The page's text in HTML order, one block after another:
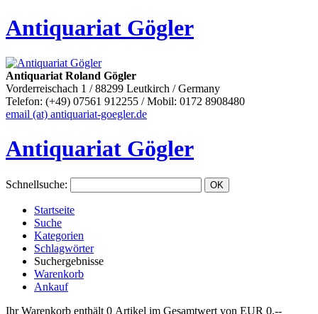
Antiquariat Gögler
Antiquariat Roland Gögler
Vorderreischach 1 / 88299 Leutkirch / Germany
Telefon: (+49) 07561 912255 / Mobil: 0172 8908480
email (at) antiquariat-goegler.de
Antiquariat Gögler
Schnellsuche:
Startseite
Suche
Kategorien
Schlagwörter
Suchergebnisse
Warenkorb
Ankauf
Ihr Warenkorb enthält 0 Artikel im Gesamtwert von EUR 0,--